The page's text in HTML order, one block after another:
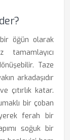
öğün olarak
tamamlayıcı
Taze
arkadaşıdır
çıtırlık katar.
bir çoban
ferah bir
soğuk bir